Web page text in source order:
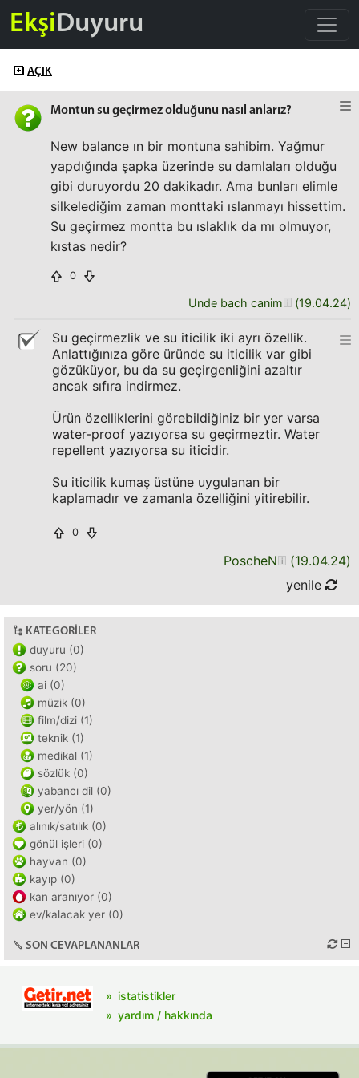
EkşiDuyuru
AÇIK
Montun su geçirmez olduğunu nasıl anlarız?
New balance ın bir montuna sahibim. Yağmur
yapdığında şapka üzerinde su damlaları olduğu
gibi duruyordu 20 dakikadır. Ama bunları elimle
silkelediğim zaman monttaki ıslanmayı hissettim.
Su geçirmez montta bu ıslaklık da mı olmuyor,
kıstas nedir?
0
Unde bach canim (19.04.24)
Su geçirmezlik ve su iticilik iki ayrı özellik.
Anlattığınıza göre üründe su iticilik var gibi
gözüküyor, bu da su geçirgenliğini azaltır
ancak sıfıra indirmez.
Ürün özelliklerini görebildiğiniz bir yer varsa
water-proof yazıyorsa su geçirmeztir. Water
repellent yazıyorsa su iticidir.
Su iticilik kumaş üstüne uygulanan bir
kaplamadır ve zamanla özelliğini yitirebilir.
0
PoscheN (19.04.24)
yenile
KATEGORILER
duyuru (0)
soru (20)
ai (0)
müzik (0)
film/dizi (1)
teknik (1)
medikal (1)
sözlük (0)
yabancı dil (0)
yer/yön (1)
alınık/satılık (0)
gönül işleri (0)
hayvan (0)
kayıp (0)
kan aranıyor (0)
ev/kalacak yer (0)
SON CEVAPLANANLAR
istatistikler
yardım / hakkında